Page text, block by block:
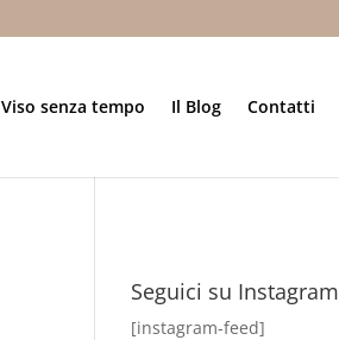
Viso senza tempo Il Blog Contatti
Seguici su Instagram
[instagram-feed]